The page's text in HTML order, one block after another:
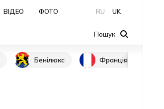
ВІДЕО ФОТО RU UK
Пошук
Бенілюкс Франція